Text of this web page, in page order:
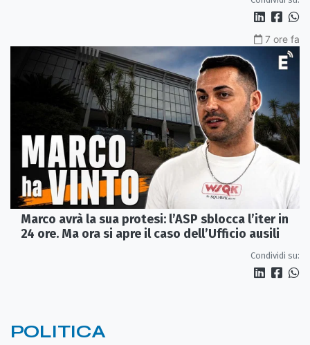
7 ore fa
Marco avrà la sua protesi: l’ASP sblocca l’iter in
24 ore. Ma ora si apre il caso dell’Ufficio ausili
Condividi su:
POLITICA